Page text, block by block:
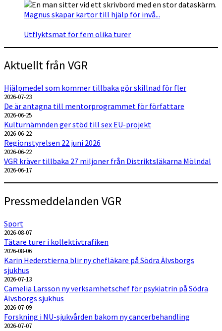
Magnus skapar kartor till hjälp för invå...
Utflyktsmat för fem olika turer
Aktuellt från VGR
Hjälpmedel som kommer tillbaka gör skillnad för fler
2026-07-23
De är antagna till mentorprogrammet för författare
2026-06-25
Kulturnämnden ger stöd till sex EU-projekt
2026-06-22
Regionstyrelsen 22 juni 2026
2026-06-22
VGR kräver tillbaka 27 miljoner från Distriktsläkarna Mölndal
2026-06-17
Pressmeddelanden VGR
Sport
2026-08-07
Tätare turer i kollektivtrafiken
2026-08-06
Karin Hederstierna blir ny chefläkare på Södra Älvsborgs
sjukhus
2026-07-13
Camelia Larsson ny verksamhetschef för psykiatrin på Södra
Älvsborgs sjukhus
2026-07-09
Forskning i NU-sjukvården bakom ny cancerbehandling
2026-07-07